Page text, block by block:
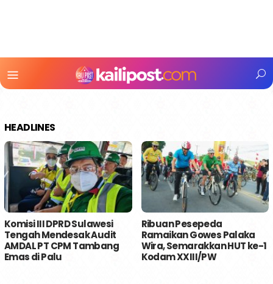
Mobile
HEADLINES
Komisi III DPRD Sulawesi
Tengah Mendesak Audit
AMDAL PT CPM Tambang
Emas di Palu
Ribuan Pesepeda
Ramaikan Gowes Palaka
Wira, Semarakkan HUT ke-1
Kodam XXIII/PW